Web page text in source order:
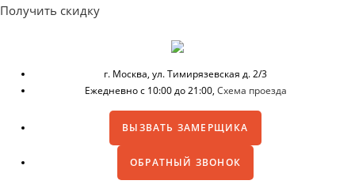
Получить скидку
г. Москва, ул. Тимирязевская д. 2/3
Ежедневно с 10:00 до 21:00, Схема проезда
ВЫЗВАТЬ ЗАМЕРЩИКА
ОБРАТНЫЙ ЗВОНОК